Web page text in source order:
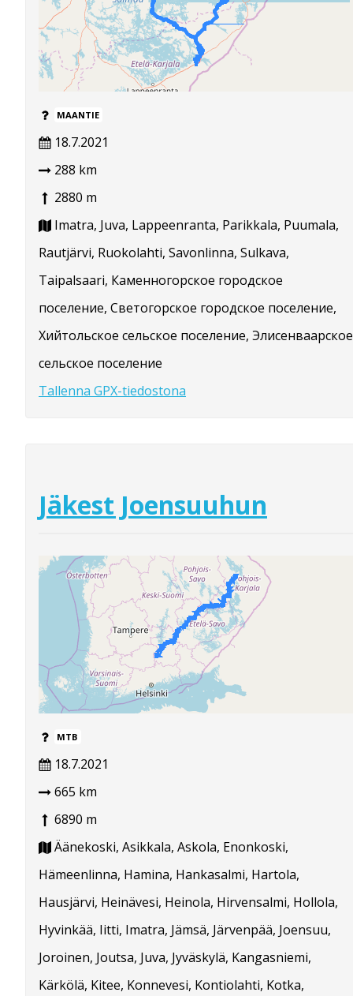
MAANTIE
18.7.2021
288 km
2880 m
Imatra, Juva, Lappeenranta, Parikkala, Puumala,
Rautjärvi, Ruokolahti, Savonlinna, Sulkava,
Taipalsaari, Каменногорское городское
поселение, Светогорское городское поселение,
Хийтольское сельское поселение, Элисенваарское
сельское поселение
Tallenna GPX-tiedostona
Jäkest Joensuuhun
MTB
18.7.2021
665 km
6890 m
Äänekoski, Asikkala, Askola, Enonkoski,
Hämeenlinna, Hamina, Hankasalmi, Hartola,
Hausjärvi, Heinävesi, Heinola, Hirvensalmi, Hollola,
Hyvinkää, Iitti, Imatra, Jämsä, Järvenpää, Joensuu,
Joroinen, Joutsa, Juva, Jyväskylä, Kangasniemi,
Kärkölä, Kitee, Konnevesi, Kontiolahti, Kotka,